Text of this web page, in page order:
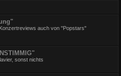
auch von "Popstars"
sonst nichts